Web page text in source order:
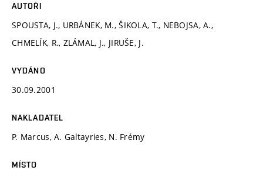
AUTOŘI
SPOUSTA, J., URBÁNEK, M., ŠIKOLA, T., NEBOJSA, A.,
CHMELÍK, R., ZLÁMAL, J., JIRUŠE, J.
VYDÁNO
30.09.2001
NAKLADATEL
P. Marcus, A. Galtayries, N. Frémy
MÍSTO